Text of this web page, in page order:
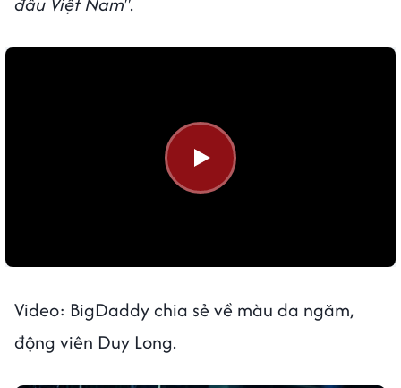
Video: BigDaddy chia sẻ về màu da ngăm,
động viên Duy Long.